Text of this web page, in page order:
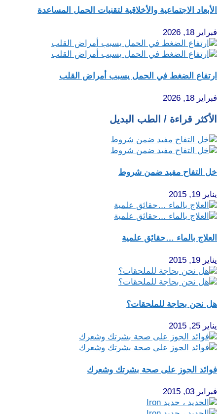
الأبعاد الاجتماعية والأخلاقية لتقنيات الحمل المساعدة
فبراير 18, 2026
ارتفاع الضغط في الحمل يسبب أمراض القلب
فبراير 18, 2026
الأكثر قراءة / الطب البديل
خل التفاح مفيد ضمن شروط
يناير 19, 2015
العلاج بالماء …حقائق علمية
يناير 19, 2015
هل نحن بحاجة للملحقات؟
يناير 25, 2015
فوائد الجوز على صحة بشرتك وشعرك
فبراير 03, 2015